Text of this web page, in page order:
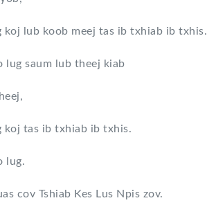
koj lub koob meej tas ib txhiab ib txhis.
lug saum lub theej kiab
koj tas ib txhiab ib txhis.
lug.
cov Tshiab Kes Lus Npis zov.